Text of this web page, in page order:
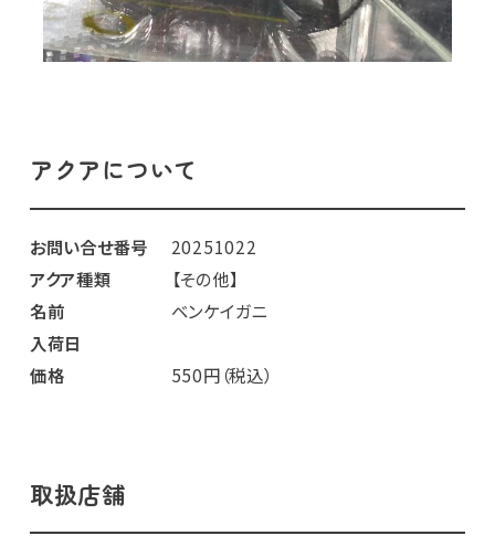
アクアについて
お問い合せ番号
20251022
アクア種類
【その他】
名前
ベンケイガニ
入荷日
価格
550円（税込）
取扱店舗